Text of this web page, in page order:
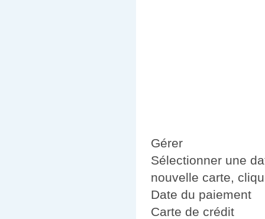
Gérer
Sélectionner une
nouvelle carte,
Date du paiement
Carte de crédit